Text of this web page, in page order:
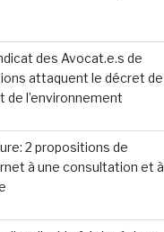
des Avocat.e.s de
attaquent le décret de
de l’environnement
2 propositions de
à une consultation et à